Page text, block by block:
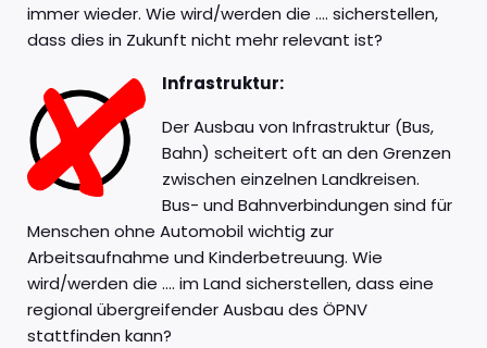
immer wieder. Wie wird/werden die …. sicherstellen,
dass dies in Zukunft nicht mehr relevant ist?
Infrastruktur:
Der Ausbau von Infrastruktur (Bus,
Bahn) scheitert oft an den Grenzen
zwischen einzelnen Landkreisen.
Bus- und Bahnverbindungen sind für
Menschen ohne Automobil wichtig zur
Arbeitsaufnahme und Kinderbetreuung. Wie
wird/werden die …. im Land sicherstellen, dass eine
regional übergreifender Ausbau des ÖPNV
stattfinden kann?